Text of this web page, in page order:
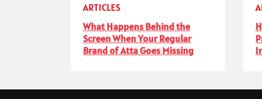
ARTICLES
What Happens Behind the
Screen When Your Regular
Brand of Atta Goes Missing